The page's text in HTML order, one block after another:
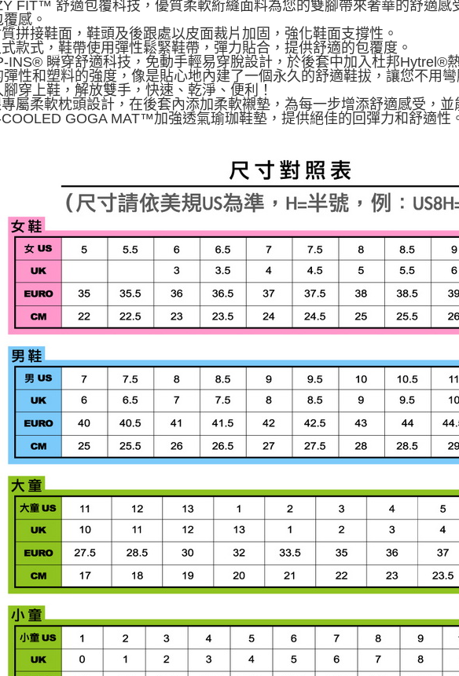
FIT™ 舒適包覆科技，優質柔軟絎縫面料為您的雙腳帶來奢華的舒適感
感。
拼接鞋面，鞋頭及後跟處以皮面裁片加固，強化鞋面支撐性。
款式，鞋帶使用彈性鬆緊鞋帶，彈力貼合，提供舒適的包覆度。
INS® 瞬穿舒適科技，免動手輕易穿脫設計，於後套中加入杜邦Hytrel®
彈性和塑料的強度，像是貼心地內建了一個永久的舒適鞋拔，讓您不用
穿上鞋，解放雙手，快速、乾淨、便利！
屬柔軟枕頭設計，在後套內添加柔軟襯墊，為每一步增添舒適感受，並
GOGA MAT™加強透氣瑜珈鞋墊，提供絕佳的回彈力和舒適性